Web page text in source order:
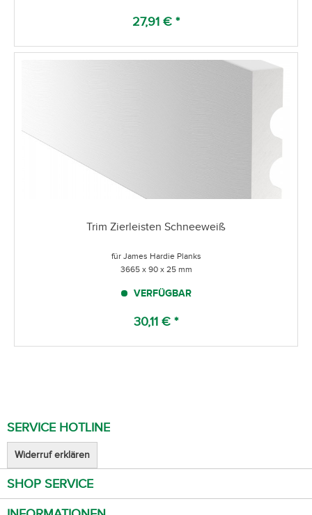
27,91 € *
Trim Zierleisten Schneeweiß
für James Hardie Planks
3665 x 90 x 25 mm
VERFÜGBAR
30,11 € *
SERVICE HOTLINE
Widerruf erklären
SHOP SERVICE